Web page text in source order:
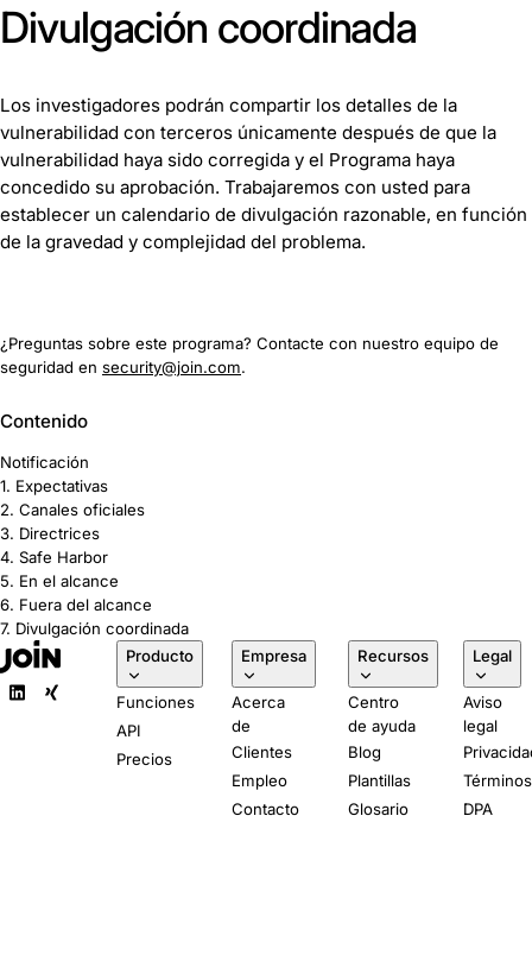
Divulgación coordinada
Los investigadores podrán compartir los detalles de la
vulnerabilidad con terceros únicamente después de que la
vulnerabilidad haya sido corregida y el Programa haya
concedido su aprobación. Trabajaremos con usted para
establecer un calendario de divulgación razonable, en función
de la gravedad y complejidad del problema.
¿Preguntas sobre este programa? Contacte con nuestro equipo de
seguridad en security@join.com.
Contenido
Notificación
1. Expectativas
2. Canales oficiales
3. Directrices
4. Safe Harbor
5. En el alcance
6. Fuera del alcance
7. Divulgación coordinada
Producto
Funciones
API
Precios
Empresa
Acerca
de
Clientes
Empleo
Contacto
Recursos
Centro
de ayuda
Blog
Plantillas
Glosario
Legal
Aviso
legal
Términos
DPA